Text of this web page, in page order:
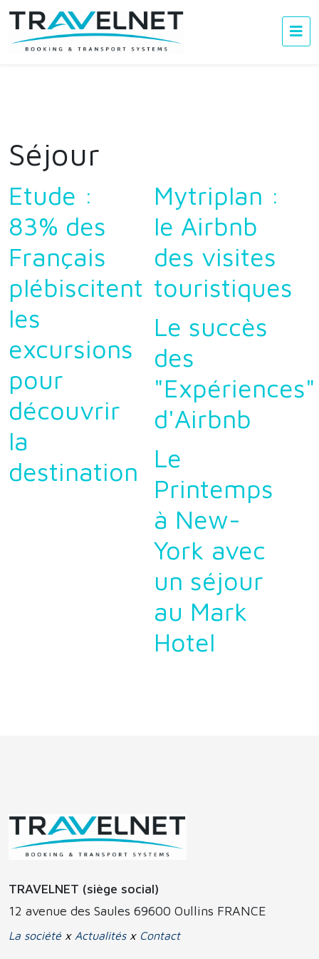
Séjour
Etude :
83% des
Français
plébiscitent
les
excursions
pour
découvrir
la
destination
Mytriplan :
le Airbnb
des visites
touristiques
Le succès
des
"Expériences"
d'Airbnb
Le
Printemps
à New-
York avec
un séjour
au Mark
Hotel
TRAVELNET (siège social)
12 avenue des Saules 69600 Oullins FRANCE
La société x Actualitésx Contact